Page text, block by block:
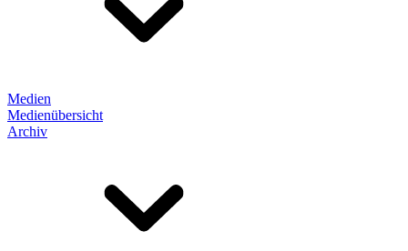
Medien
Medienübersicht
Archiv